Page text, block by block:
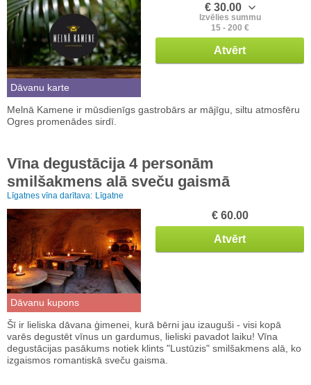
Dāvanu karte
€ 30.00
Izvēlies summu
15 - 200 €
Atvērt
Melnā Kamene ir mūsdienīgs gastrobārs ar mājīgu, siltu atmosfēru
Ogres promenādes sirdī.
Vīna degustācija 4 personām
smilšakmens alā sveču gaismā
Līgatnes vīna darītava: Līgatne
Dāvanu kupons
€ 60.00
Atvērt
Šī ir lieliska dāvana ģimenei, kurā bērni jau izauguši - visi kopā
varēs degustēt vīnus un gardumus, lieliski pavadot laiku! Vīna
degustācijas pasākums notiek klints "Lustūzis" smilšakmens alā, ko
izgaismos romantiskā sveču gaisma.